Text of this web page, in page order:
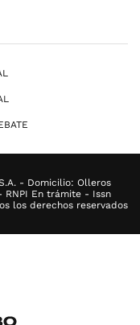
- Domicilio: Olleros
RNPI En trámite - Issn
los derechos reservados